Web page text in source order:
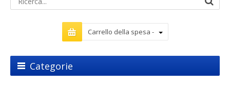
Carrello della spesa -
Categorie